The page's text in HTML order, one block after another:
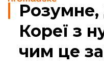
Розумне,
Кореї з
чим це